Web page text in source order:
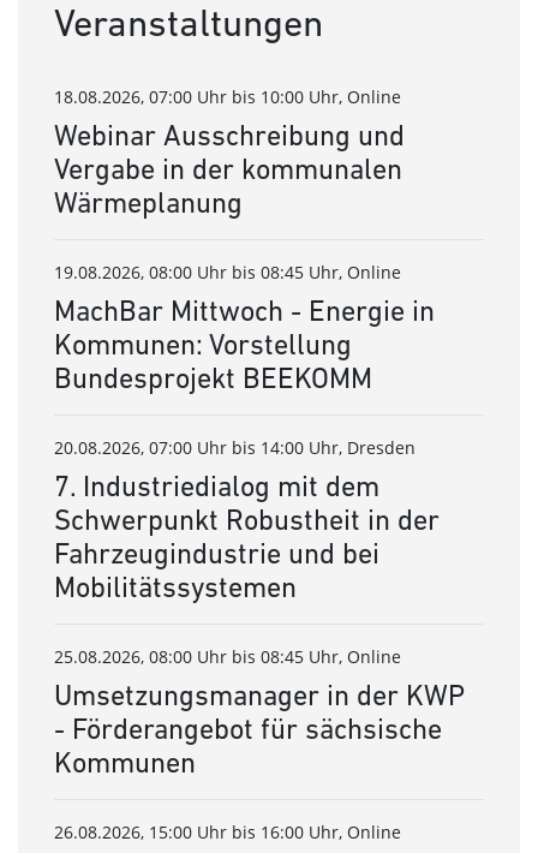
Veranstaltungen
18.08.2026, 07:00 Uhr bis 10:00 Uhr, Online
Webinar Ausschreibung und
Vergabe in der kommunalen
Wärmeplanung
19.08.2026, 08:00 Uhr bis 08:45 Uhr, Online
MachBar Mittwoch - Energie in
Kommunen: Vorstellung
Bundesprojekt BEEKOMM
20.08.2026, 07:00 Uhr bis 14:00 Uhr, Dresden
7. Industriedialog mit dem
Schwerpunkt Robustheit in der
Fahrzeugindustrie und bei
Mobilitätssystemen
25.08.2026, 08:00 Uhr bis 08:45 Uhr, Online
Umsetzungsmanager in der KWP
- Förderangebot für sächsische
Kommunen
26.08.2026, 15:00 Uhr bis 16:00 Uhr, Online